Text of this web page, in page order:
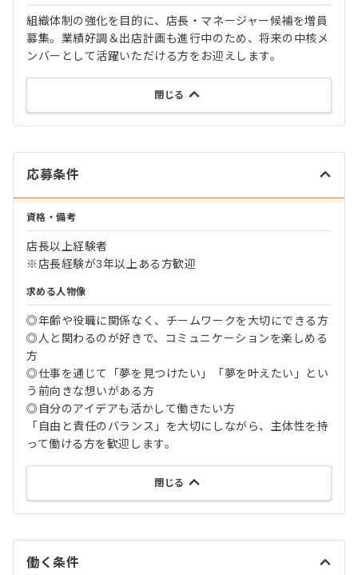
組織体制の強化を目的に、店長・マネージャー候補を増員
募集。業績好調＆出店計画も進行中のため、将来の中核メ
ンバーとして活躍いただける方をお迎えします。
閉じる
応募条件
資格・備考
店長以上経験者
※店長経験が3年以上ある方歓迎
求める人物像
◎年齢や役職に関係なく、チームワークを大切にできる方
◎人と関わるのが好きで、コミュニケーションを楽しめる
方
◎仕事を通じて「夢を見つけたい」「夢を叶えたい」とい
う前向きな想いがある方
◎自分のアイデアも活かして働きたい方
「自由と責任のバランス」を大切にしながら、主体性を持
って働ける方を歓迎します。
閉じる
働く条件